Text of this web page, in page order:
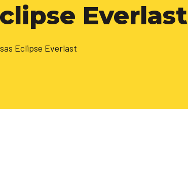
Everlast
Eclipse Everlast